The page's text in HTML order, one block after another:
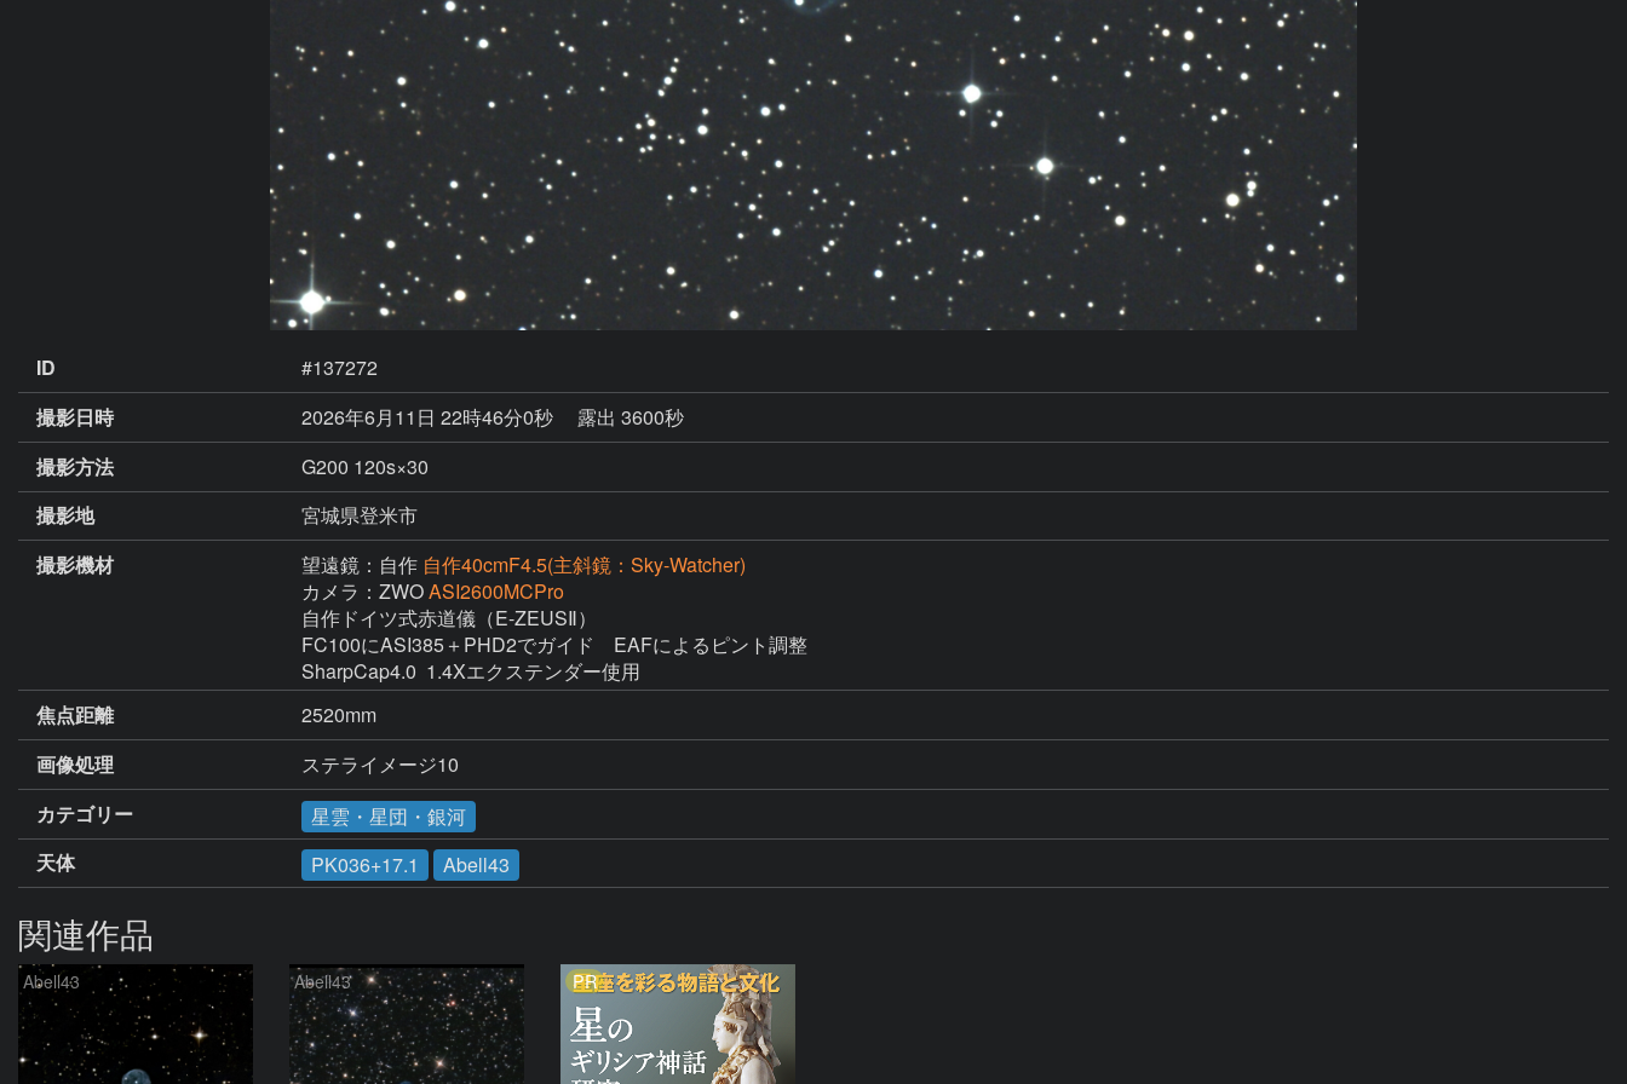
ID
#137272
撮影日時
2026年6月11日 22時46分0秒
露出 3600秒
撮影方法
G200 120s×30
撮影地
宮城県登米市
撮影機材
望遠鏡：自作 自作40cmF4.5(主斜鏡：Sky-Watcher)
カメラ：ZWOASI2600MCPro
自作ドイツ式赤道儀（E-ZEUSⅡ）
FC100にASI385＋PHD2でガイド　EAFによるピント調整
SharpCap4.0  1.4Xエクステンダー使用
焦点距離
2520mm
画像処理
カテゴリー
星雲・星団・銀河
天体
PK036+17.1 Abell43
関連作品
Abell43 Abell43 PR